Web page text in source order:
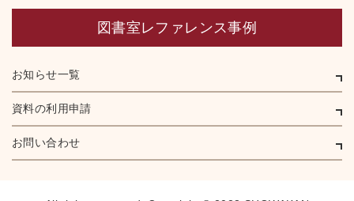
図書室レファレンス事例
お知らせ一覧
資料の利用申請
お問い合わせ